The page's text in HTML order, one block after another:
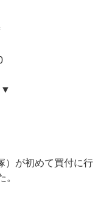
）が初めて買付に行
。